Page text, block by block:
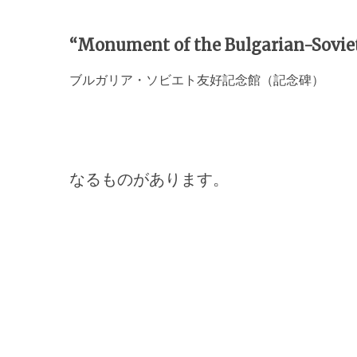
“Monument of the Bulgarian-
ブルガリア・ソビエト友好記念館（記念碑）
なるものがあります。